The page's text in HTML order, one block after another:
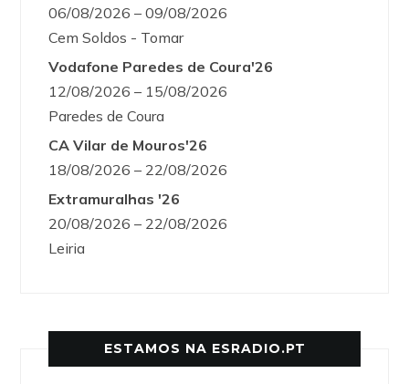
06/08/2026 – 09/08/2026
Cem Soldos - Tomar
Vodafone Paredes de Coura'26
12/08/2026 – 15/08/2026
Paredes de Coura
CA Vilar de Mouros'26
18/08/2026 – 22/08/2026
Extramuralhas '26
20/08/2026 – 22/08/2026
Leiria
ESTAMOS NA ESRADIO.PT